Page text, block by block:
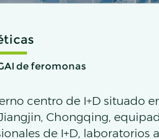
de feromonas
centro de I+D situado
Chongqing,
de I+D, laboratorios